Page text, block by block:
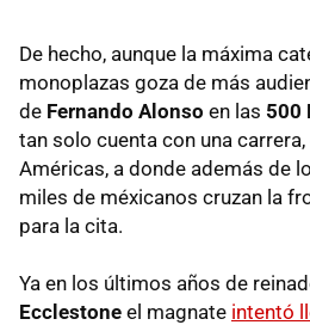
De hecho, aunque la máxima
monoplazas goza de más
de Fernando Alonso en las 500
tan solo cuenta con una
Américas, a donde además de
miles de méxicanos cruzan la
para la cita.
Ya en los últimos años de
Ecclestone el magnate intentó